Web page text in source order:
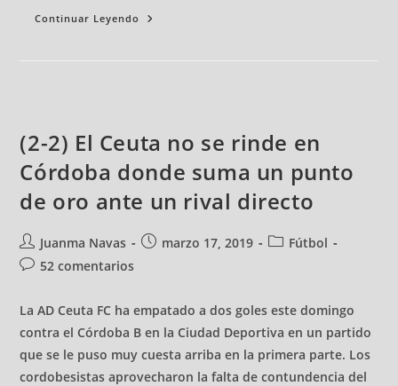
Continuar Leyendo
(2-2) El Ceuta no se rinde en
Córdoba donde suma un punto
de oro ante un rival directo
Juanma Navas marzo 17, 2019
Fútbol
52 comentarios
La AD Ceuta FC ha empatado a dos goles este domingo
contra el Córdoba B en la Ciudad Deportiva en un partido
que se le puso muy cuesta arriba en la primera parte. Los
cordobesistas aprovecharon la falta de contundencia del